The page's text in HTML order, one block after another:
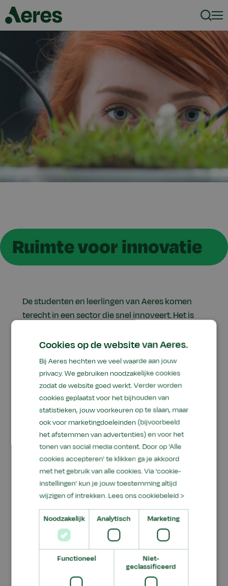
Ruimte voor innovatie
De studenten en leerlingen van Aeres komen
terecht in een sector die snel innoveert. Het is
onderwijs daar kennis mee maken. Zij bedenken
vanuit ondernemerschap duurzame
oplossingen die de concurrentiekracht
vergroten of die bijdragen aan het oplossen van
maatschappelijke vraagstukken zoals
wereldwijde voedselzekerheid en –veiligheid.
Dit doen ze steeds vaker samen met het
bedrijfsleven of maatschappelijke organisaties.
Innovatie zet je net even op een ander been,
zodat een nieuwe koers kunt kiezen.
Lees hieronder wat er bij Aeres in 2017 speelt op
het gebied van innovatie.
In de media
Cookies op de website van Aeres.
Bij Aeres hechten we veel waarde aan jouw
privacy. We gebruiken noodzakelijke cookies
zodat de website goed werkt. Verder worden
cookies geplaatst voor het bijhouden van
statistieken, jouw voorkeuren op te slaan, maar
ook voor marketingdoeleinden (bijvoorbeeld
het afstemmen van advertenties) en voor het
tonen van social media content. Door op 'Alle
cookies accepteren' te klikken ga je akkoord
met het gebruik van alle cookies. Via ‘cookie-
instellingen’ kun je jouw toestemming altijd
wijzigen of intrekken. Lees ons cookiebeleid >
Noodzakelijk Analytisch Marketing
Functioneel
Niet-
geclassificeerd